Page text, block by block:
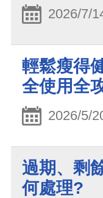
2026/7/
輕鬆瘦得
全使用全
2026/5/
過期、剩
何處理?